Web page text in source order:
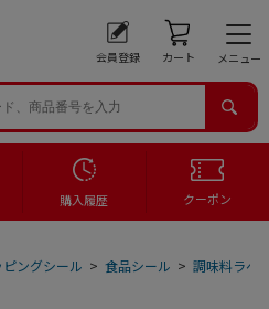
会員登録 カート メニュー
購入履歴 クーポン
ピングシール > 食品シール > 調味料ラベ